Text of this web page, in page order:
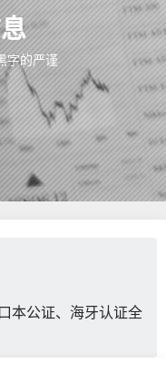
字的严谨
本公证、海牙认证全